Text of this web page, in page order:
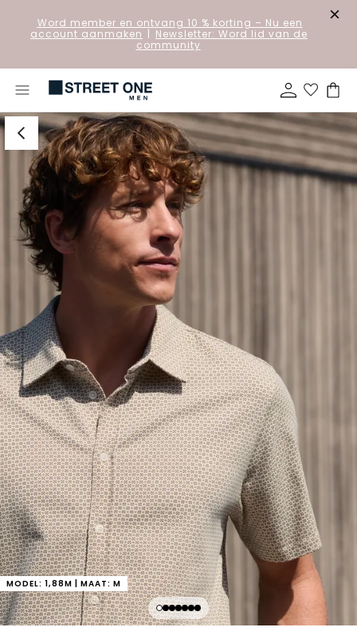
Word member en ontvang 10 % korting – Nu een
account aanmaken | Newsletter: Word lid van de
community
MODEL: 1,88M | MAAT: M